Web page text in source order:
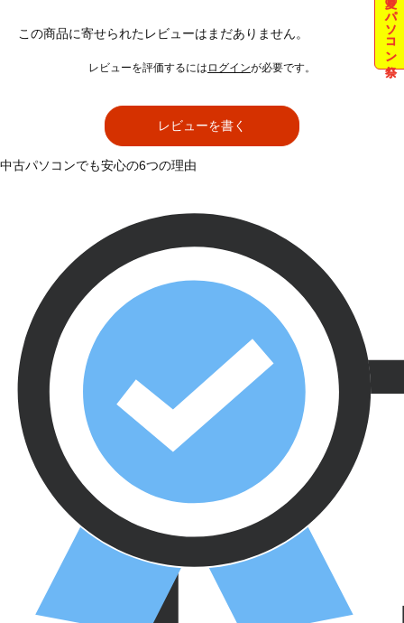
この商品に寄せられたレビューはまだありません。
レビューを評価するには ログインが必要です。
レビューを書く
夏のパソコン祭
中古パソコンでも安心の6つの理由